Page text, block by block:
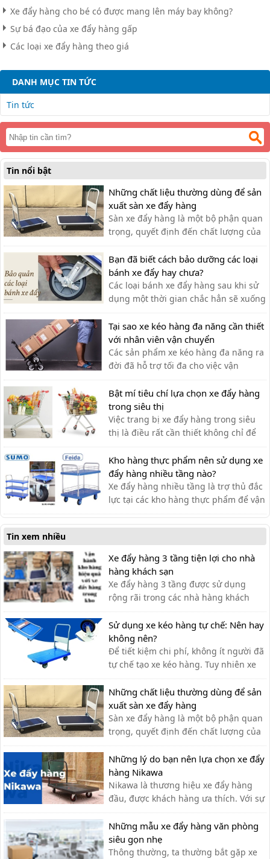
Xe đẩy hàng cho bé có được mang lên máy bay không?
Sự bá đạo của xe đẩy hàng gấp
Các loại xe đẩy hàng theo giá
DANH MỤC TIN TỨC
Tin tức
Tin nổi bật
Những chất liệu thường dùng để sản
xuất sàn xe đẩy hàng
Sàn xe đẩy hàng là một bộ phận quan
trọng, quyết định đến chất lượng của
xe đẩy. Lựa chọn chất liệu phù hợp
giúp bạn có được chiếc xe đẩy hàng
ưng ý.
Bạn đã biết cách bảo dưỡng các loại
bánh xe đẩy hay chưa?
Các loại bánh xe đẩy hàng sau khi sử
dụng một thời gian chắc hẳn sẽ xuống
cấp và không thể vận hành một cách
linh hoạt,do đó ta cần có cách bảo
dưỡng chính xác
Tại sao xe kéo hàng đa năng cần thiết
với nhân viên vận chuyển
Các sản phẩm xe kéo hàng đa năng ra
đời đã hỗ trợ tối đa cho việc vận
chuyển thủ công của nhân viên vận
chuyển, giúp tiết kiệm thời gian và sức
lực.
Bật mí tiêu chí lựa chọn xe đẩy hàng
trong siêu thị
Việc trang bị xe đẩy hàng trong siêu
thị là điều rất cần thiết không chỉ để
khách hàng đựng đồ khi mua sắm mà
còn hỗ trợ vận chuyển hàng hóa.
Kho hàng thực phẩm nên sử dụng xe
đẩy hàng nhiều tầng nào?
Xe đẩy hàng nhiều tầng là trợ thủ đắc
lực tại các kho hàng thực phẩm để vận
chuyển hàng hóa. Dưới đây là một số
dòng xe đẩy được ưa chuộng trên thị
Tin xem nhiều
Xe đẩy hàng 3 tầng tiện lợi cho nhà
hàng khách sạn
Xe đẩy hàng 3 tầng được sử dụng
rộng rãi trong các nhà hàng khách
sạn bởi sự tiện ích. Với thiết kế thanh
lịch, tính ứng dụng cao, các loại xe
đẩy hàng nhiều tầng là sự lựa chọn tối
ưu nhất cho các nhà hàng. Xe đẩy 3
tầng được ứng dụng như […]
Sử dụng xe kéo hàng tự chế: Nên hay
không nên?
Để tiết kiệm chi phí, không ít người đã
tự chế tạo xe kéo hàng. Tuy nhiên xe
kéo hàng tự chế có ưu nhược điểm gì,
có nên dùng hay không?
Những chất liệu thường dùng để sản
xuất sàn xe đẩy hàng
Sàn xe đẩy hàng là một bộ phận quan
trọng, quyết định đến chất lượng của
xe đẩy. Lựa chọn chất liệu phù hợp
giúp bạn có được chiếc xe đẩy hàng
ưng ý.
Những lý do bạn nên lựa chọn xe đẩy
hàng Nikawa
Nikawa là thương hiệu xe đẩy hàng
đầu, được khách hàng ưa thích. Với sự
tiện lợi, bền đẹp, xe đẩy hàng Nikawa
chưa bao giờ khiến khách hàng thất
vọng.
Những mẫu xe đẩy hàng văn phòng
siêu gọn nhẹ
Thông thường, ta thường bắt gặp xe